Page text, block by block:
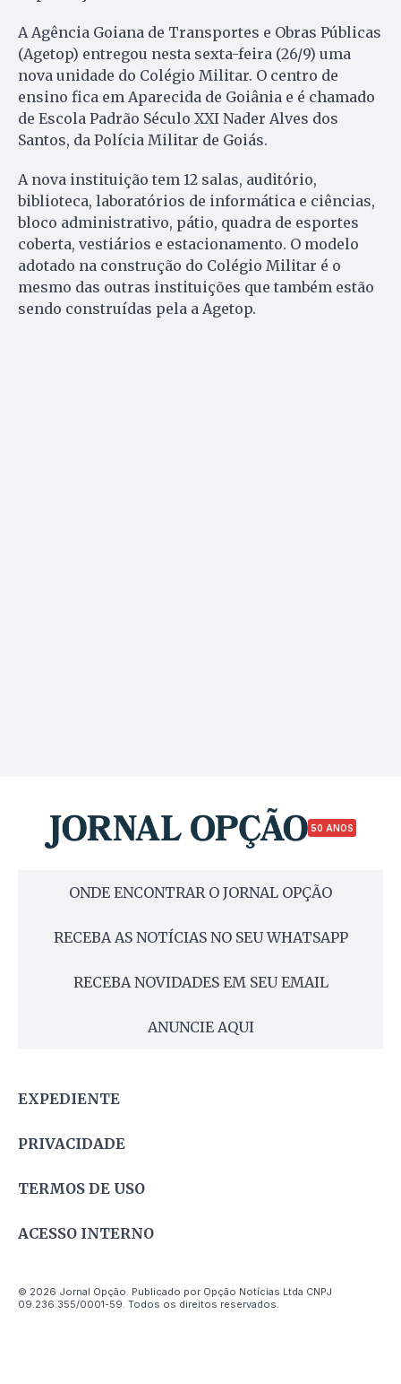
A Agência Goiana de Transportes e Obras Públicas
(Agetop) entregou nesta sexta-feira (26/9) uma
nova unidade do Colégio Militar. O centro de
ensino fica em Aparecida de Goiânia e é chamado
de Escola Padrão Século XXI Nader Alves dos
Santos, da Polícia Militar de Goiás.
A nova instituição tem 12 salas, auditório,
biblioteca, laboratórios de informática e ciências,
bloco administrativo, pátio, quadra de esportes
coberta, vestiários e estacionamento. O modelo
adotado na construção do Colégio Militar é o
mesmo das outras instituições que também estão
sendo construídas pela a Agetop.
50 ANOS
ONDE ENCONTRAR O JORNAL OPÇÃO
RECEBA AS NOTÍCIAS NO SEU WHATSAPP
RECEBA NOVIDADES EM SEU EMAIL
ANUNCIE AQUI
EXPEDIENTE
PRIVACIDADE
TERMOS DE USO
ACESSO INTERNO
© 2026 Jornal Opção. Publicado por Opção Notícias Ltda CNPJ
09.236.355/0001-59. Todos os direitos reservados.